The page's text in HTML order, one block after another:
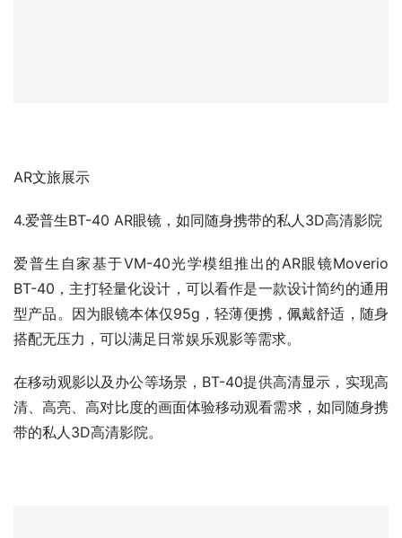
AR文旅展示
4.爱普生BT-40 AR眼镜，如同随身携带的私人3D高清影院
爱普生自家基于VM-40光学模组推出的AR眼镜Moverio
BT-40，主打轻量化设计，可以看作是一款设计简约的通用
型产品。因为眼镜本体仅95g，轻薄便携，佩戴舒适，随身
搭配无压力，可以满足日常娱乐观影等需求。
在移动观影以及办公等场景，BT-40提供高清显示，实现高
清、高亮、高对比度的画面体验移动观看需求，如同随身携
带的私人3D高清影院。